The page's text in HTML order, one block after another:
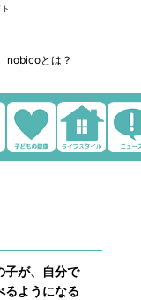
nobicoとは？
子が、自分で
るようになる